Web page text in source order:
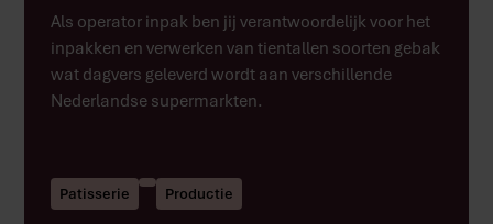
Als operator inpak ben jij verantwoordelijk voor het
inpakken en verwerken van tientallen soorten gebak
wat dagvers geleverd wordt aan verschillende
Nederlandse supermarkten.
Patisserie Productie